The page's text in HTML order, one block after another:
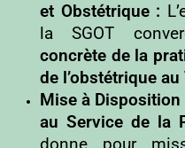
et Obstétrique :
la SGOT
concrète de la
de l’obstétrique au
Mise à
au Service de la